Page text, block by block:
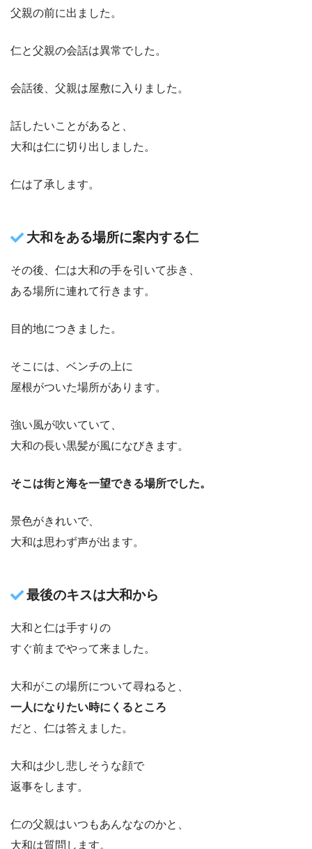
父親の前に出ました。
仁と父親の会話は異常でした。
会話後、父親は屋敷に入りました。
話したいことがあると、
大和は仁に切り出しました。
仁は了承します。
大和をある場所に案内する仁
その後、仁は大和の手を引いて歩き、
ある場所に連れて行きます。
目的地につきました。
そこには、ベンチの上に
屋根がついた場所があります。
強い風が吹いていて、
大和の長い黒髪が風になびきます。
そこは街と海を一望できる場所でした。
景色がきれいで、
大和は思わず声が出ます。
最後のキスは大和から
大和と仁は手すりの
すぐ前までやって来ました。
大和がこの場所について尋ねると、
一人になりたい時にくるところ
だと、仁は答えました。
大和は少し悲しそうな顔で
返事をします。
仁の父親はいつもあんななのかと、
大和は質問します。